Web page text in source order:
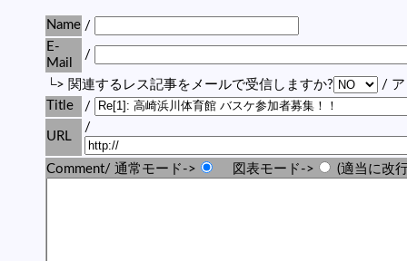
Name /
E-
Mail
/
└> 関連するレス記事をメールで受信しますか?
/ ア
Title
/
URL
/
Comment/ 通常モード-> 図表モード-> (適当に改